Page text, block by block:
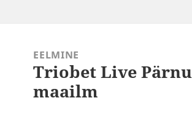
EELMINE
Eelmine
postitus:
Triobet Live
maailm